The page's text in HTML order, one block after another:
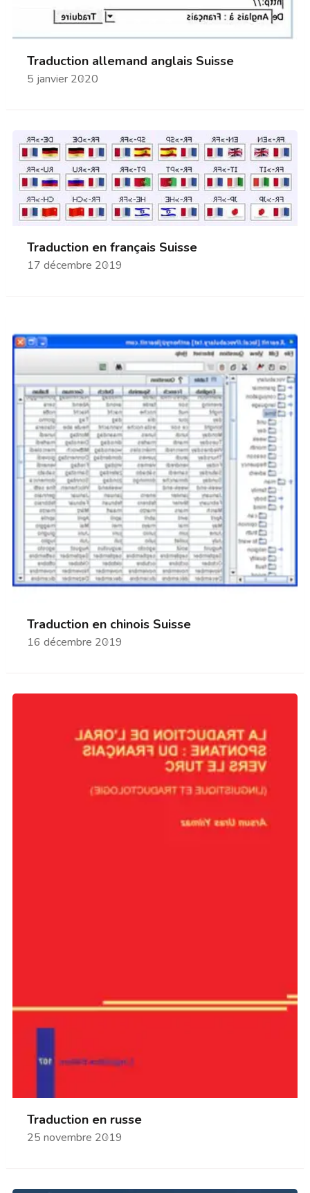
Traduction allemand anglais Suisse
5 janvier 2020
Traduction en français Suisse
17 décembre 2019
Traduction en chinois Suisse
16 décembre 2019
Traduction en russe
25 novembre 2019